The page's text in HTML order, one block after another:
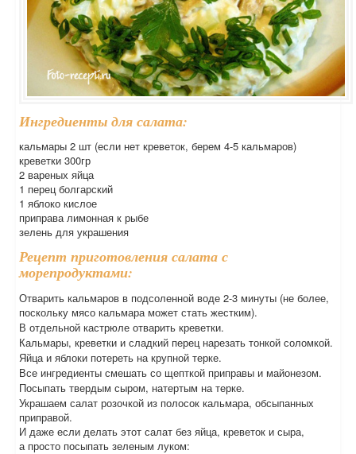
Ингредиенты для салата:
кальмары 2 шт (если нет креветок, берем 4-5 кальмаров)
креветки 300гр
2 вареных яйца
1 перец болгарский
1 яблоко кислое
приправа лимонная к рыбе
зелень для украшения
Рецепт приготовления салата с
морепродуктами:
Отварить кальмаров в подсоленной воде 2-3 минуты (не более,
поскольку мясо кальмара может стать жестким).
В отдельной кастрюле отварить креветки.
Кальмары, креветки и сладкий перец нарезать тонкой соломкой.
Яйца и яблоки потереть на крупной терке.
Все ингредиенты смешать со щепткой приправы и майонезом.
Посыпать твердым сыром, натертым на терке.
Украшаем салат розочкой из полосок кальмара, обсыпанных
приправой.
И даже если делать этот салат без яйца, креветок и сыра,
а просто посыпать зеленым луком: